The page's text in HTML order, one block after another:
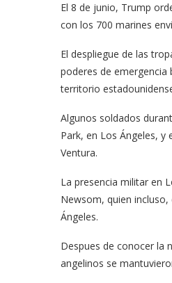
El 8 de junio, Trump
con los 700 marines
El despliegue de las
poderes de emergencia
territorio
Algunos soldados
Park, en Los Ángeles, y
Ventura.
La presencia militar en
Newsom, quien
Ángeles.
Despues de conocer la
angelinos se
imágenes de ‘Velvet